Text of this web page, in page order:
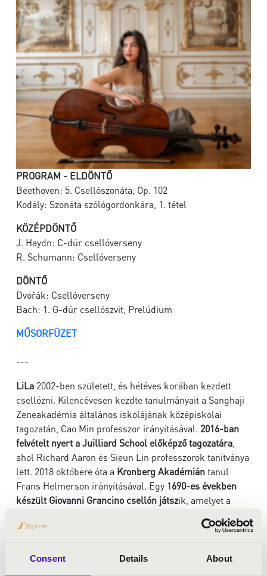
Consent Details About
PROGRAM - ELDÖNTŐ
Beethoven: 5. Csellószonáta, Op. 102
Kodály: Szonáta szólógordonkára, 1. tétel
KÖZÉPDÖNTŐ
J. Haydn: C-dúr csellóverseny
R. Schumann: Csellóverseny
DÖNTŐ
Dvořák: Csellóverseny
Bach: 1. G-dúr csellószvit, Prelúdium
MŰSORFÜZET
---
LiLa 2002-ben született, és hétéves korában kezdett
csellózni. Kilencévesen kezdte tanulmányait a Sanghaji
Zeneakadémia általános iskolájának középiskolai
tagozatán, Cao Min professzor irányításával. 2016-ban
felvételt nyert a Juilliard School előképző tagozatára
ahol Richard Aaron és Sieun Lin professzorok tanítványa
lett. 2018 októbere óta a Kronberg Akadémiántanul
Frans Helmerson irányításával. Egy 1690-es években
készült Giovanni Grancino csellón játszik, amelyet a
rendelkezésére.
megnyerte a vonós E1 kategória első díját (második